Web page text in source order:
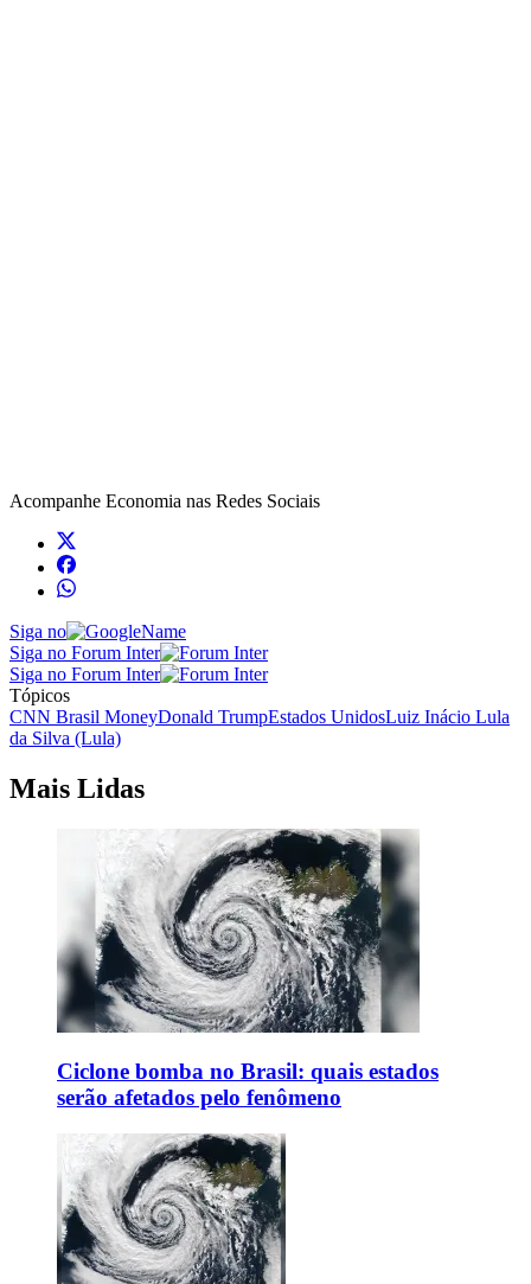
Acompanhe Economia nas Redes Sociais
Siga no
Siga no Forum Inter
Siga no Forum Inter
Tópicos
CNN Brasil MoneyDonald TrumpEstados UnidosLuiz Inácio Lula
da Silva (Lula)
Mais Lidas
Ciclone bomba no Brasil: quais estados
serão afetados pelo fenômeno